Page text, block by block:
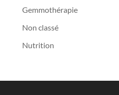
Gemmothérapie
Non classé
Nutrition